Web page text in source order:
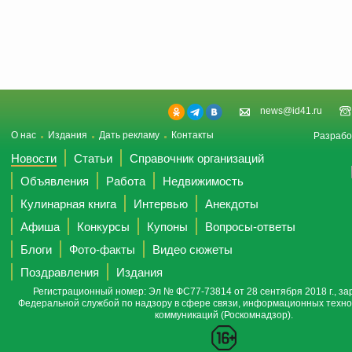
news@id41.ru
О нас Издания Дать рекламу Контакты
Новости Статьи
Справочник организаций
Объявления
Работа
Недвижимость
Кулинарная книга
Интервью
Анекдоты
Афиша
Конкурсы Купоны
Вопросы-ответы
Блоги
Фото-факты
Видео сюжеты
Поздравления
Издания
Регистрационный номер: Эл № ФС77-73814 от 28 сентября 2018 г.,
Федеральной службой по надзору в сфере связи, информационных
коммуникаций (Роскомнадзор).